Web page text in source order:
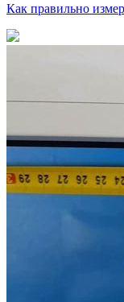
Как правильно